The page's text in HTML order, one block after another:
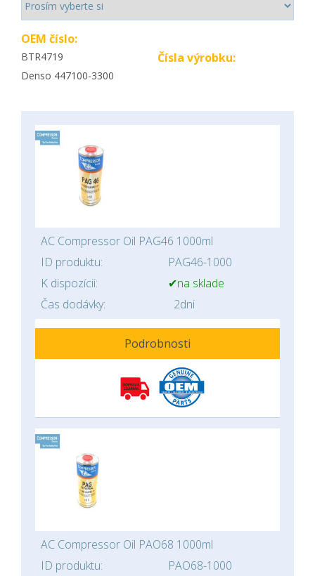
OEM číslo:
BTR4719 Čísla výrobku:
Denso 447100-3300
AC Compressor Oil PAG46 1000ml
ID produktu:
PAG46-1000
K dispozícii:
✔na sklade
Čas dodávky:
2dni
Podrobnosti
AC Compressor Oil PAO68 1000ml
ID produktu:
PAO68-1000